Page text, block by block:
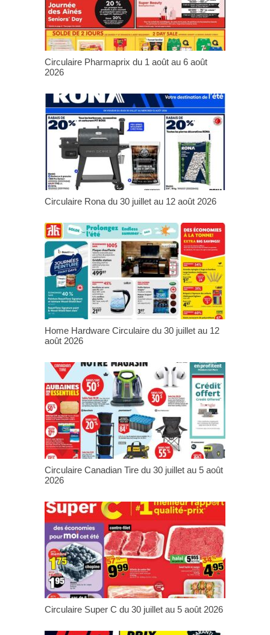
Circulaire Pharmaprix du 1 août au 6 août
2026
Circulaire Rona du 30 juillet au 12 août 2026
Home Hardware Circulaire du 30 juillet au 12
août 2026
Circulaire Canadian Tire du 30 juillet au 5 août
2026
Circulaire Super C du 30 juillet au 5 août 2026